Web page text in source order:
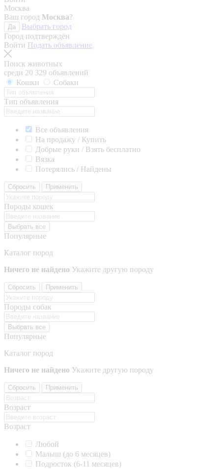
Москва
Ваш город Москва?
Да
Выбрать город
Город подтверждён
Войти Подать объявление
Поиск животных
среди 20 329 объявлений
Кошки
Собаки
Тип объявления
Все объявления
На продажу / Купить
Добрые руки / Взять бесплатно
Вязка
Потерялись / Найдены
Сбросить Применить
Породы кошек
Выбрать все
Популярные
Каталог пород
Ничего не найдено Укажите другую породу
Сбросить Применить
Породы собак
Выбрать все
Популярные
Каталог пород
Ничего не найдено Укажите другую породу
Сбросить Применить
Возраст
Возраст
Любой
Малыш (до 6 месяцев)
Подросток (6-11 месяцев)